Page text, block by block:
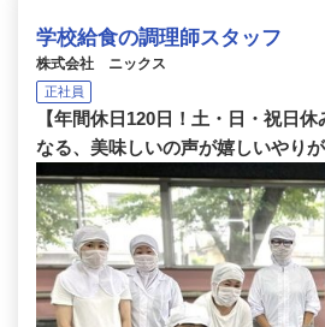
学校給食の調理師スタッフ
株式会社 ニックス
正社員
【年間休日120日！土・日・祝日
なる、美味しいの声が嬉しいやり